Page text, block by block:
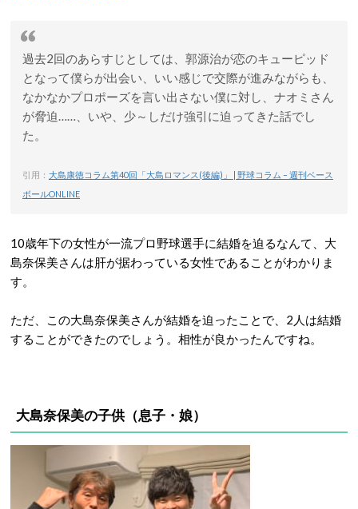
過去2回のあらすじとしては、郭源治が恋のキューピッド
となって僕らが出会い、いい感じで交際が進みながらも、
なかなかプロポーズを言い出さない僕に対し、ナオミさん
が脅迫……、いや、少～しだけ強引に迫ってきた話でし
た。
引用： 大島康徳コラム第40回「大島ロマンス(後編)」 | 野球コラム – 週刊ベース
ボールONLINE
10歳年下の女性が一流プロ野球選手に結婚を迫るなんて、大
島奈保美さんは肝が据わっている女性であることがわかりま
す。
ただ、この大島奈保美さんが結婚を迫ったことで、2人は結婚
することができたのでしょう。相性が良かったんですね。
大島奈保美の子供（息子・娘）